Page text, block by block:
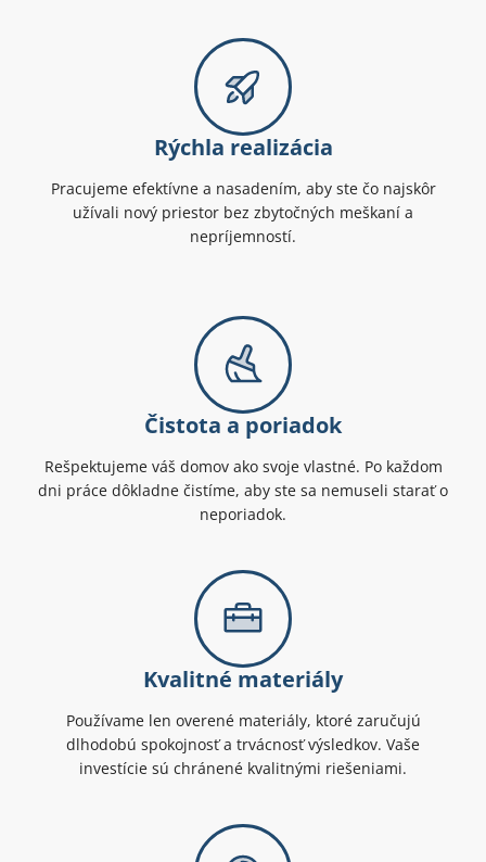
Rýchla realizácia
Pracujeme efektívne a nasadením, aby ste čo najskôr
užívali nový priestor bez zbytočných meškaní a
nepríjemností.
Čistota a poriadok
Rešpektujeme váš domov ako svoje vlastné. Po každom
dni práce dôkladne čistíme, aby ste sa nemuseli starať o
neporiadok.
Kvalitné materiály
Používame len overené materiály, ktoré zaručujú
dlhodobú spokojnosť a trvácnosť výsledkov. Vaše
investície sú chránené kvalitnými riešeniami.